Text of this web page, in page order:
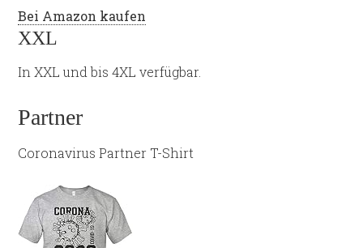
Bei Amazon kaufen
XXL
In XXL und bis 4XL verfügbar.
Partner
Coronavirus Partner T-Shirt